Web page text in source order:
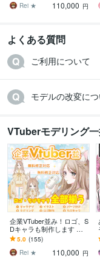
著作権譲渡
Rei ★
110,000 円
よくある質問
ご利用について
モデルの改変に
VTuberモデリング
企業VTuber並み！ロゴ、S
Dキャラも制作します デ
ビュー徹底サポート！満
足いくまで修正無制限、
著作権譲渡
5.0 (155)
Rei ★
110,000 円